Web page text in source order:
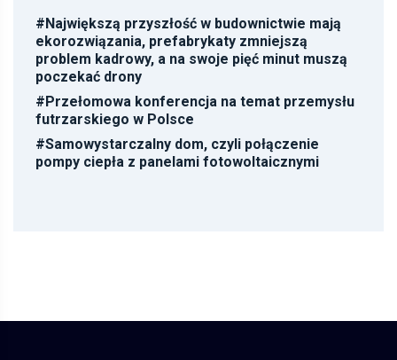
#Największą przyszłość w budownictwie mają
ekorozwiązania, prefabrykaty zmniejszą
problem kadrowy, a na swoje pięć minut muszą
poczekać drony
#Przełomowa konferencja na temat przemysłu
futrzarskiego w Polsce
#Samowystarczalny dom, czyli połączenie
pompy ciepła z panelami fotowoltaicznymi